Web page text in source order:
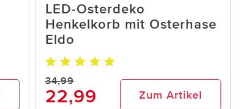
LED-Osterdeko
Henkelkorb mit Osterhase
Eldo
34,99
22,99 Zum Artikel